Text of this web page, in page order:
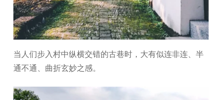
当人们步入村中纵横交错的古巷时，大有似连非连、半
通不通、曲折玄妙之感。